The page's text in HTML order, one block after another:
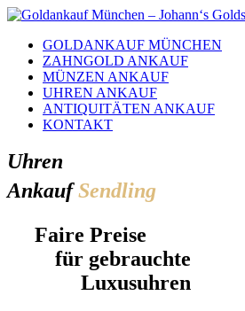
Skip
contentGOLDANKAUF MÜNCHEN
ZAHNGOLD ANKAUF
MÜNZEN ANKAUF
UHREN ANKAUF
ANTIQUITÄTEN ANKAUF
KONTAKT
Uhren
AnkaufSendling
Faire Preise
für gebrauchte
Luxusuhren